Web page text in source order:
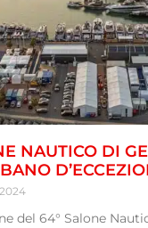
NAUTICO DI
del 64° Salone